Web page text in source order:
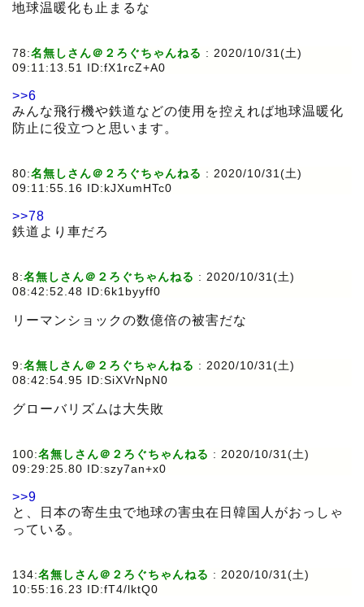
地球温暖化も止まるな
78:名無しさん＠２ろぐちゃんねる : 2020/10/31(土)
09:11:13.51 ID:fX1rcZ+A0
>>6
みんな飛行機や鉄道などの使用を控えれば地球温暖化
防止に役立つと思います。
80:名無しさん＠２ろぐちゃんねる : 2020/10/31(土)
09:11:55.16 ID:kJXumHTc0
>>78
鉄道より車だろ
8:名無しさん＠２ろぐちゃんねる : 2020/10/31(土)
08:42:52.48 ID:6k1byyff0
リーマンショックの数億倍の被害だな
9:名無しさん＠２ろぐちゃんねる : 2020/10/31(土)
08:42:54.95 ID:SiXVrNpN0
グローバリズムは大失敗
100:名無しさん＠２ろぐちゃんねる : 2020/10/31(土)
09:29:25.80 ID:szy7an+x0
>>9
と、日本の寄生虫で地球の害虫在日韓国人がおっしゃ
っている。
134:名無しさん＠２ろぐちゃんねる : 2020/10/31(土)
10:55:16.23 ID:fT4/lktQ0